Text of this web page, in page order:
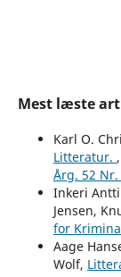
Mest læste
Karl O.
Litteratur. ,
Årg. 52 Nr.
Inkeri
Jensen,
for
Aage
Wolf,